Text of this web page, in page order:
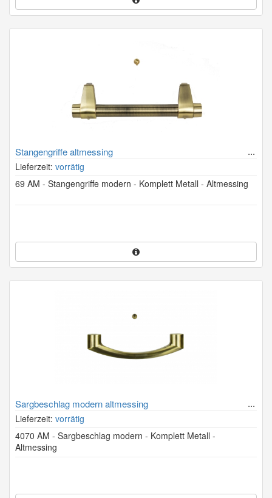
Stangengriffe altmessing
Lieferzeit: vorrätig
69 AM - Stangengriffe modern - Komplett Metall - Altmessing
Sargbeschlag modern altmessing
Lieferzeit: vorrätig
4070 AM - Sargbeschlag modern - Komplett Metall -
Altmessing